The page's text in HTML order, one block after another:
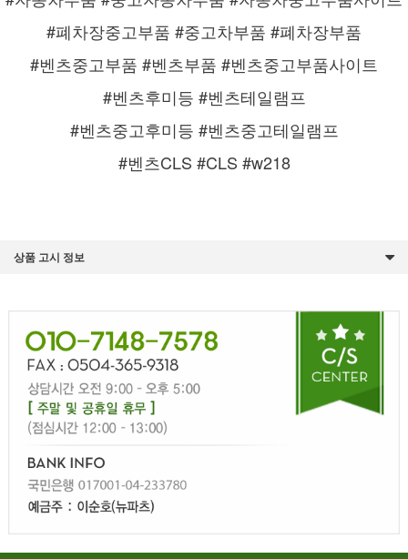
#폐차장중고부품 #중고차부품 #폐차장부품
#벤츠중고부품 #벤츠부품 #벤츠중고부품사이트
#벤츠후미등 #벤츠테일램프
#벤츠중고후미등 #벤츠중고테일램프
#벤츠CLS #CLS #w218
상품 고시 정보